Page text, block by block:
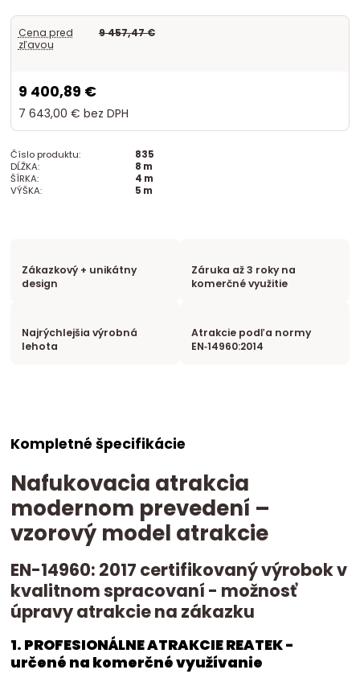
Cena pred
zľavou
9 457,47 €
9 400,89 €
7 643,00 € bez DPH
Číslo produktu:
835
DĹŽKA:
8 m
ŠÍRKA:
4 m
VÝŠKA:
5 m
Zákazkový + unikátny
design
Záruka až 3 roky na
komerčné využitie
Najrýchlejšia výrobná
lehota
Atrakcie podľa normy
EN‑14960:2014
Kompletné špecifikácie
Nafukovacia atrakcia
modernom prevedení –
vzorový model atrakcie
EN-14960: 2017 certifikovaný výrobok v
kvalitnom spracovaní - možnosť
úpravy atrakcie na zákazku
1. PROFESIONÁLNE ATRAKCIE REATEK -
určené na komerčné využívanie